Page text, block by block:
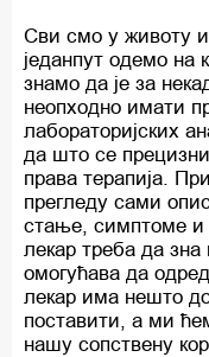
Сви смо у животу
једанпут одемо на
знамо да је за
неопходно имати
лабораторијских
да што се
права терапија.
прегледу сами
стање, симптоме
лекар треба да
омогућава да
лекар има нешто
поставити, а ми
нашу сопствену